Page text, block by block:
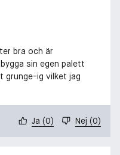
bra och är
sin egen palett
grunge-ig vilket jag
Ja (0) Nej (0)